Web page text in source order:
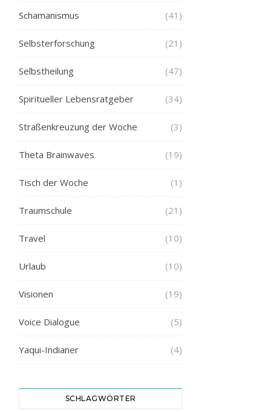
Schamanismus (41)
Selbsterforschung (21)
Selbstheilung (47)
Spiritueller Lebensratgeber (34)
Straßenkreuzung der Woche (3)
Theta Brainwaves (19)
Tisch der Woche (1)
Traumschule (21)
Travel (10)
Urlaub (10)
Visionen (19)
Voice Dialogue (5)
Yaqui-Indianer (4)
SCHLAGWÖRTER